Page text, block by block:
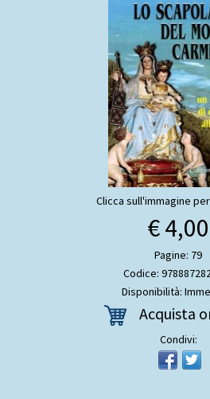
Clicca sull'immagine
€ 4,00
Pagine: 79
Codice:
Disponibilità:
Acquista
Condivi: